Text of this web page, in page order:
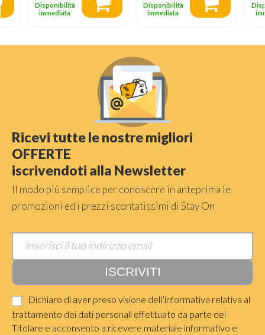
Disponibilità
immediata
Disponibilità
immediata
Ricevi tutte le nostre migliori
OFFERTE
iscrivendoti alla Newsletter
Il modo più semplice per conoscere in anteprima le
promozioni ed i prezzi scontatissimi di Stay On
Dichiaro di aver preso visione dell’informativa relativa al
trattamento dei dati personali effettuato da parte del
Titolare e acconsento a ricevere materiale informativo e